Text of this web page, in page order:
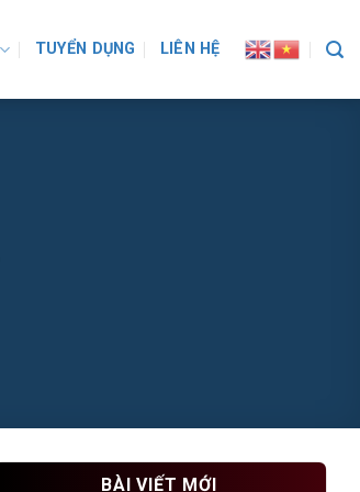
TUYỂN DỤNG LIÊN HỆ
BÀI VIẾT MỚI